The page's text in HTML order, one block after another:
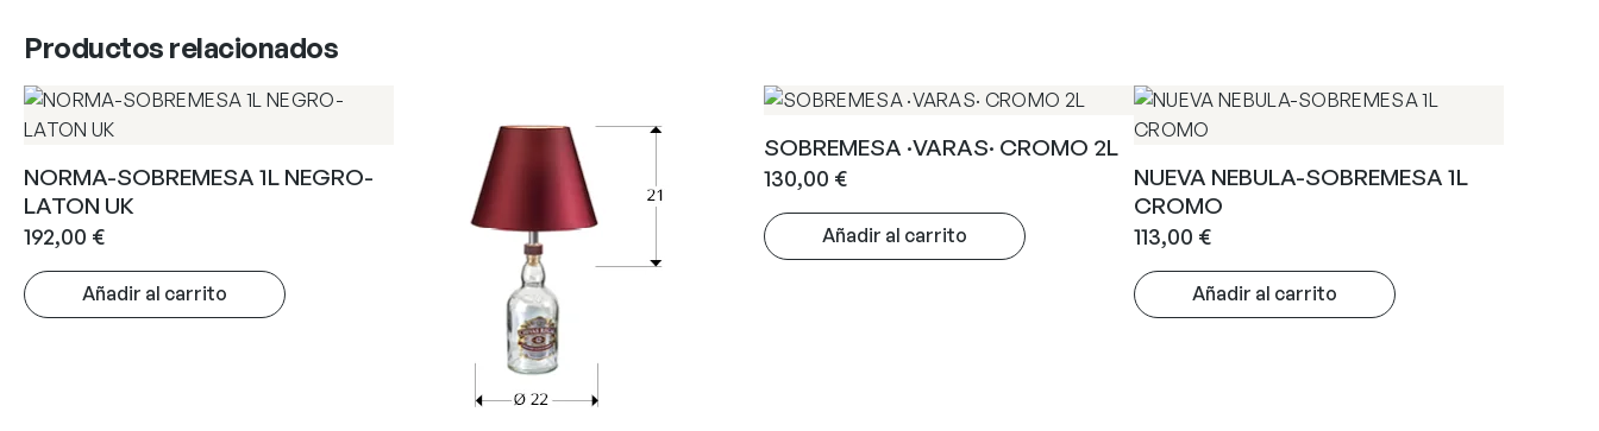
Productos relacionados
NORMA-SOBREMESA 1L NEGRO-
LATON UK
192,00 €
Añadir al carrito
SOBREMESA ·VARAS· CROMO 2L
130,00 €
Añadir al carrito
NUEVA NEBULA-SOBREMESA 1L
CROMO
113,00 €
Añadir al carrito